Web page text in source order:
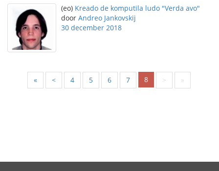
(eo) Kreado de komputila ludo "Verda avo"
door Andreo Jankovskij
30 december 2018
« < 4 5 6 7 8 > »